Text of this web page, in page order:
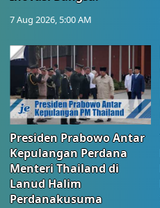
7 Aug 2026, 5:00 AM
Presiden Prabowo Antar
Kepulangan Perdana
Menteri Thailand di
Lanud Halim
Perdanakusuma